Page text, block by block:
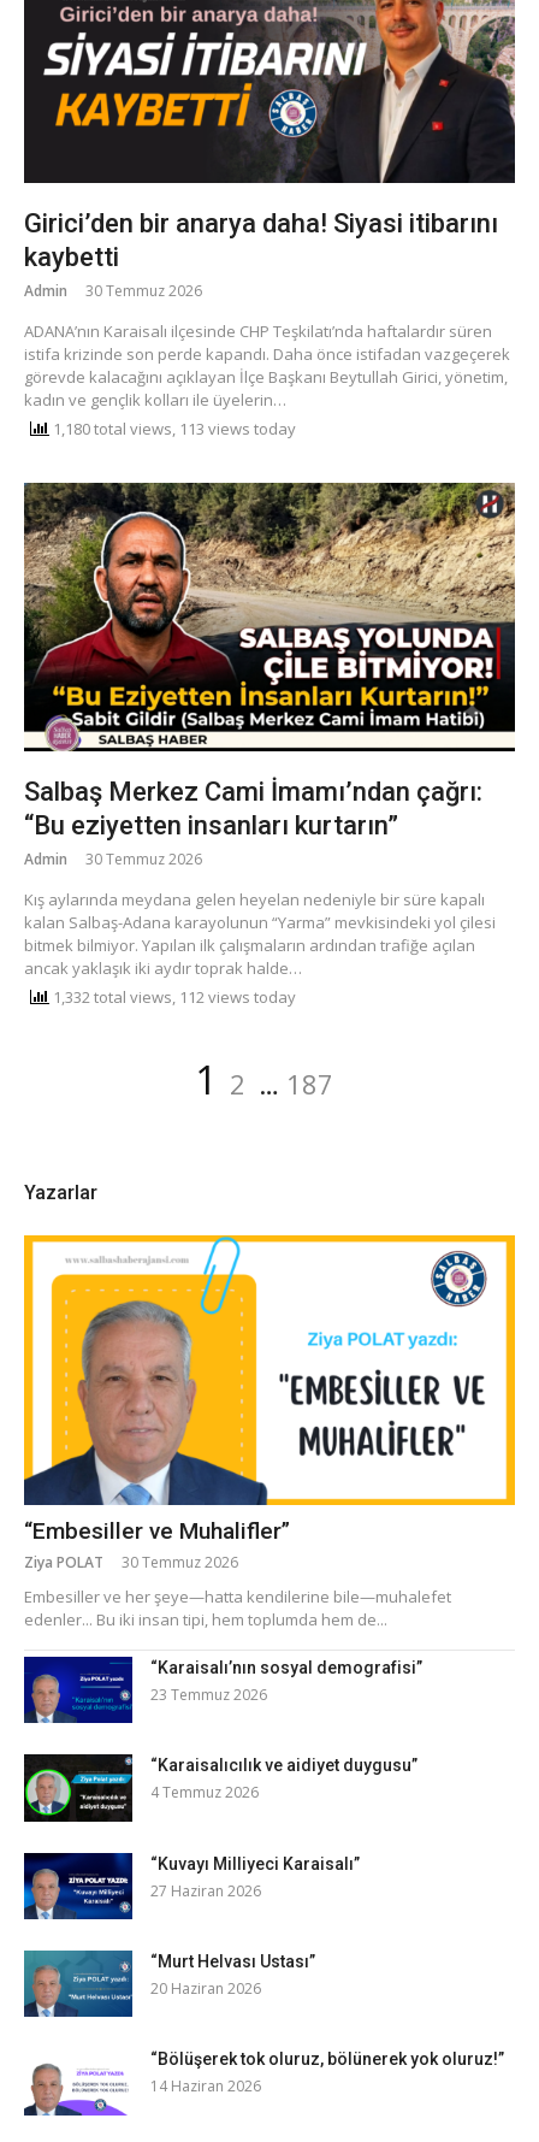
Girici’den bir anarya daha! Siyasi itibarını
kaybetti
Admin 30 Temmuz 2026
​ADANA’nın Karaisalı ilçesinde CHP Teşkilatı’nda haftalardır süren
istifa krizinde son perde kapandı. Daha önce istifadan vazgeçerek
görevde kalacağını açıklayan İlçe Başkanı Beytullah Girici, yönetim,
kadın ve gençlik kolları ile üyelerin…
1,180 total views, 113 views today
Salbaş Merkez Cami İmamı’ndan çağrı:
“Bu eziyetten insanları kurtarın”
Admin 30 Temmuz 2026
​Kış aylarında meydana gelen heyelan nedeniyle bir süre kapalı
kalan Salbaş-Adana karayolunun “Yarma” mevkisindeki yol çilesi
bitmek bilmiyor. Yapılan ilk çalışmaların ardından trafiğe açılan
ancak yaklaşık iki aydır toprak halde…
1,332 total views, 112 views today
Sayfa
1 Sayfa
2 … Sayfa
187
Yazarlar
“Embesiller ve Muhalifler”
Ziya POLAT 30 Temmuz 2026
​Embesiller ve her şeye—hatta kendilerine bile—muhalefet
edenler... Bu iki insan tipi, hem toplumda hem de...
“Karaisalı’nın sosyal demografisi”
23 Temmuz 2026
“Karaisalıcılık ve aidiyet duygusu”
4 Temmuz 2026
“Kuvayı Milliyeci Karaisalı”
27 Haziran 2026
“Murt Helvası Ustası”
20 Haziran 2026
“Bölüşerek tok oluruz, bölünerek yok oluruz!”
14 Haziran 2026